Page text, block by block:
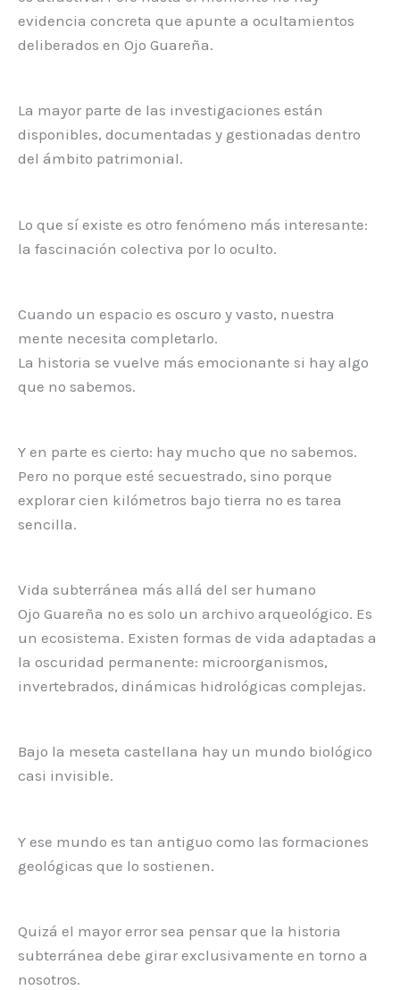
evidencia concreta que apunte a ocultamientos
deliberados en Ojo Guareña.
La mayor parte de las investigaciones están
disponibles, documentadas y gestionadas dentro
del ámbito patrimonial.
Lo que sí existe es otro fenómeno más interesante:
la fascinación colectiva por lo oculto.
Cuando un espacio es oscuro y vasto, nuestra
mente necesita completarlo.
La historia se vuelve más emocionante si hay algo
que no sabemos.
Y en parte es cierto: hay mucho que no sabemos.
Pero no porque esté secuestrado, sino porque
explorar cien kilómetros bajo tierra no es tarea
sencilla.
Vida subterránea más allá del ser humano
Ojo Guareña no es solo un archivo arqueológico. Es
un ecosistema. Existen formas de vida adaptadas a
la oscuridad permanente: microorganismos,
invertebrados, dinámicas hidrológicas complejas.
Bajo la meseta castellana hay un mundo biológico
casi invisible.
Y ese mundo es tan antiguo como las formaciones
geológicas que lo sostienen.
Quizá el mayor error sea pensar que la historia
subterránea debe girar exclusivamente en torno a
nosotros.